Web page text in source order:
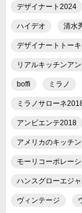
デザイナート2024
ハイデオ 清水
デザイナートトー
リアルキッチンア
boffi ミラノ
ミラノサローネ
アンビエンテ2018
アメリカのキッチン
モーリコーポレー
ハンスグローエジ
ヴィンテージ